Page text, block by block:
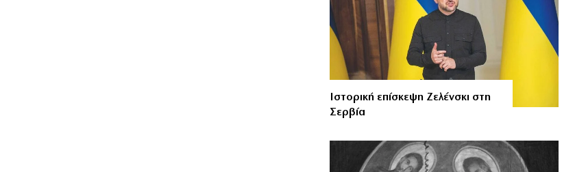
Ιστορική επίσκεψη Ζελένσκι στη
Σερβία